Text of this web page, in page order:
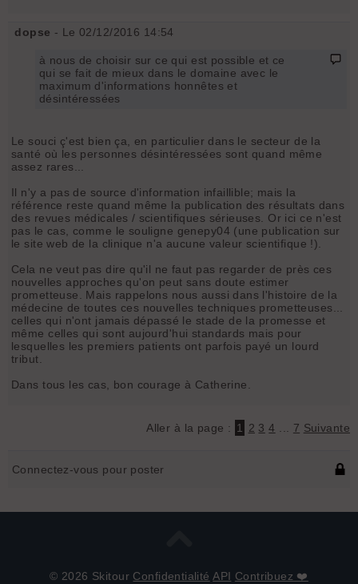
dopse - Le 02/12/2016 14:54
à nous de choisir sur ce qui est possible et ce
qui se fait de mieux dans le domaine avec le
maximum d'informations honnêtes et
désintéressées
Le souci ç'est bien ça, en particulier dans le secteur de la
santé où les personnes désintéressées sont quand même
assez rares...
Il n'y a pas de source d'information infaillible; mais la
référence reste quand même la publication des résultats dans
des revues médicales / scientifiques sérieuses. Or ici ce n'est
pas le cas, comme le souligne genepy04 (une publication sur
le site web de la clinique n'a aucune valeur scientifique !).
Cela ne veut pas dire qu'il ne faut pas regarder de près ces
nouvelles approches qu'on peut sans doute estimer
prometteuse. Mais rappelons nous aussi dans l'histoire de la
médecine de toutes ces nouvelles techniques prometteuses...
celles qui n'ont jamais dépassé le stade de la promesse et
même celles qui sont aujourd'hui standards mais pour
lesquelles les premiers patients ont parfois payé un lourd
tribut.
Dans tous les cas, bon courage à Catherine.
Aller à la page : 1 2 3 4 7 Suivante
Connectez-vous pour poster
© 2026 Skitour Confidentialité API Contribuez ❤️